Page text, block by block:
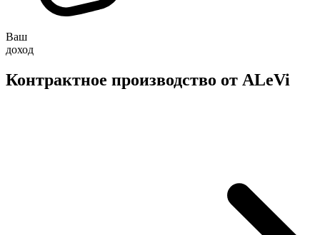
Ваш
доход
Контрактное производство от ALeVi